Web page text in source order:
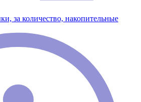
за количество, накопительные